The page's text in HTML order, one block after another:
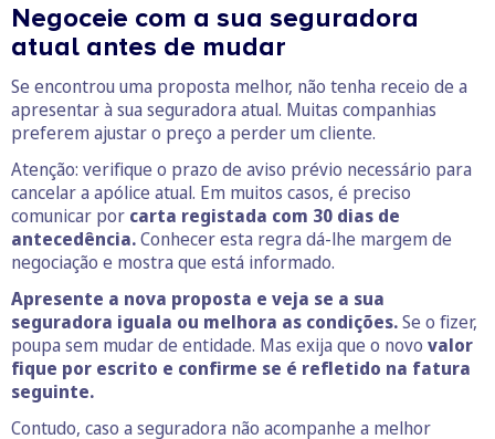
Negoceie com a sua seguradora
atual antes de mudar
Se encontrou uma proposta melhor, não tenha receio de a
apresentar à sua seguradora atual. Muitas companhias
preferem ajustar o preço a perder um cliente.
Atenção: verifique o prazo de aviso prévio necessário para
cancelar a apólice atual. Em muitos casos, é preciso
comunicar por carta registada com 30 dias de
antecedência.Conhecer esta regra dá-lhe margem de
negociação e mostra que está informado.
Apresente a nova proposta e veja se a sua
seguradora iguala ou melhora as condições.Se o fizer,
poupa sem mudar de entidade. Mas exija que o novo valor
fique por escrito e confirme se é refletido na fatura
seguinte.
Contudo, caso a seguradora não acompanhe a melhor